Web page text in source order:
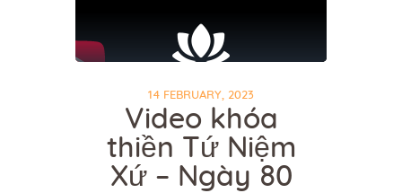
14 FEBRUARY, 2023
Video khóa
thiền Tứ Niệm
Xứ – Ngày 80